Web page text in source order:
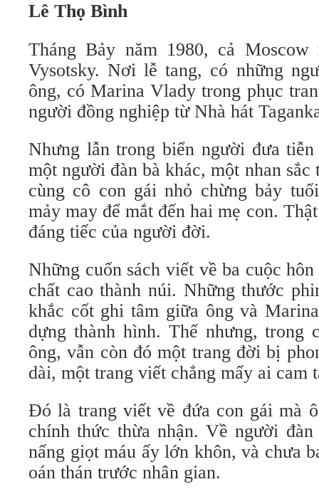
Lê Thọ Bình
Tháng Bảy năm 1980, cả Moscow
Vysotsky. Nơi lễ tang, có những
ông, có Marina Vlady trong phục
người đồng nghiệp từ Nhà hát
Nhưng lẫn trong biển người đưa
một người đàn bà khác, một nhan
cùng cô con gái nhỏ chừng bảy
mảy may để mắt đến hai mẹ con.
đáng tiếc của người đời.
Những cuốn sách viết về ba cuộc
chất cao thành núi. Những thước
khắc cốt ghi tâm giữa ông và
dựng thành hình. Thế nhưng, trong
ông, vẫn còn đó một trang đời bị
dài, một trang viết chẳng mấy ai cam
Đó là trang viết về đứa con gái mà
chính thức thừa nhận. Về người
nấng giọt máu ấy lớn khôn, và chưa
oán thán trước nhân gian.